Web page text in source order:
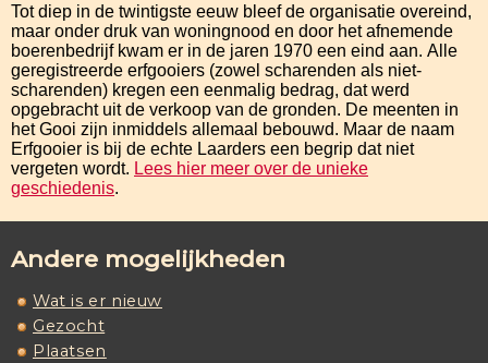
Tot diep in de twintigste eeuw bleef de organisatie overeind,
maar onder druk van woningnood en door het afnemende
boerenbedrijf kwam er in de jaren 1970 een eind aan. Alle
geregistreerde erfgooiers (zowel scharenden als niet-
scharenden) kregen een eenmalig bedrag, dat werd
opgebracht uit de verkoop van de gronden. De meenten in
het Gooi zijn inmiddels allemaal bebouwd. Maar de naam
Erfgooier is bij de echte Laarders een begrip dat niet
vergeten wordt. Lees hier meer over de unieke
geschiedenis.
Andere mogelijkheden
Wat is er nieuw
Gezocht
Plaatsen